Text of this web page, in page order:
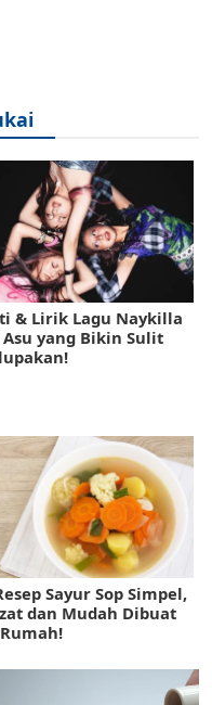
& Lirik Lagu Naykilla
Asu yang Bikin Sulit
Sayur Sop Simpel,
dan Mudah Dibuat